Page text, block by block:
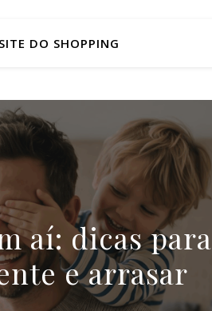
DO SHOPPING
aí: dicas para
e arrasar